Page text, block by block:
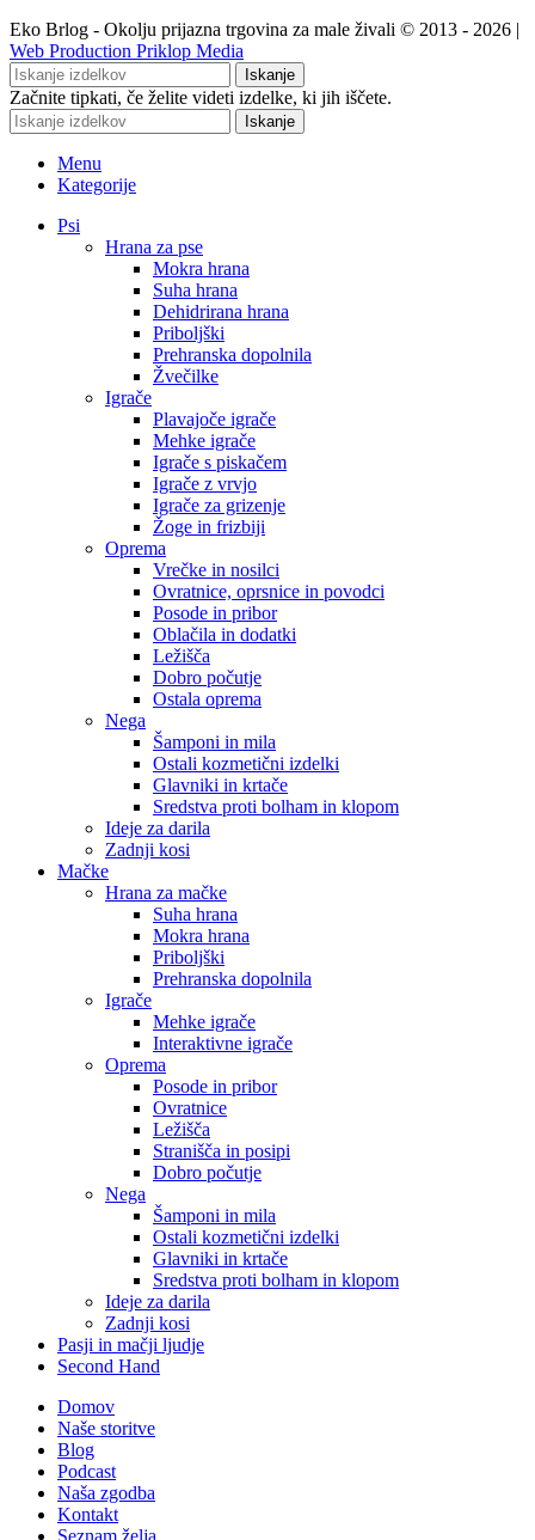
Eko Brlog - Okolju prijazna trgovina za male živali © 2013 - 2026 |
Web Production Priklop Media
Iskanje
Začnite tipkati, če želite videti izdelke, ki jih iščete.
Iskanje
Menu
Kategorije
Psi
Hrana za pse
Mokra hrana
Suha hrana
Dehidrirana hrana
Priboljški
Prehranska dopolnila
Žvečilke
Igrače
Plavajoče igrače
Mehke igrače
Igrače s piskačem
Igrače z vrvjo
Igrače za grizenje
Žoge in frizbiji
Oprema
Vrečke in nosilci
Ovratnice, oprsnice in povodci
Posode in pribor
Oblačila in dodatki
Ležišča
Dobro počutje
Ostala oprema
Nega
Šamponi in mila
Ostali kozmetični izdelki
Glavniki in krtače
Sredstva proti bolham in klopom
Ideje za darila
Zadnji kosi
Mačke
Hrana za mačke
Suha hrana
Mokra hrana
Priboljški
Prehranska dopolnila
Igrače
Mehke igrače
Interaktivne igrače
Oprema
Posode in pribor
Ovratnice
Ležišča
Stranišča in posipi
Dobro počutje
Nega
Šamponi in mila
Ostali kozmetični izdelki
Glavniki in krtače
Sredstva proti bolham in klopom
Ideje za darila
Zadnji kosi
Pasji in mačji ljudje
Second Hand
Domov
Naše storitve
Blog
Podcast
Naša zgodba
Kontakt
Seznam želja